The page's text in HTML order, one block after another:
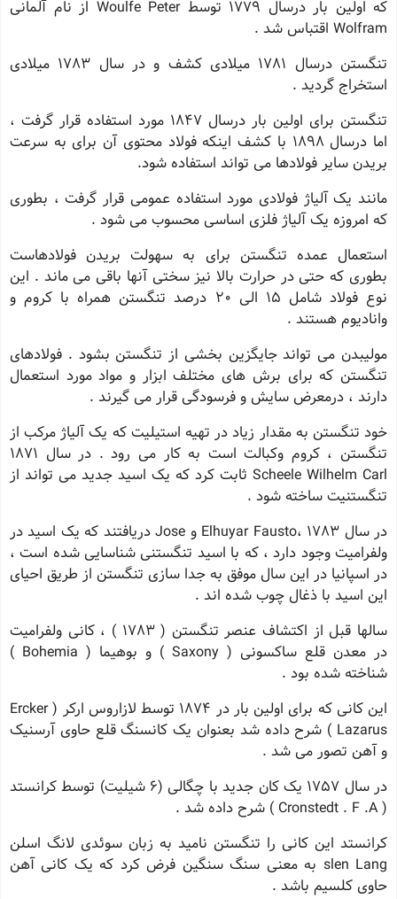
که اولین بار درسال 1779 توسط Woulfe Peter از نام آلمانی
Wolfram اقتباس شد .
تنگستن درسال 1781 میلادی کشف و در سال 1783 میلادی
استخراج گردید .
تنگستن برای اولین بار درسال 1847 مورد استفاده قرار گرفت ،
اما درسال 1898 با کشف اینکه فولاد محتوی آن برای به سرعت
بریدن سایر فولادها می تواند استفاده شود.
مانند یک آلیاژ فولادی مورد استفاده عمومی قرار گرفت ، بطوری
که امروزه یک آلیاژ فلزی اساسی محسوب می شود .
استعمال عمده تنگستن برای به سهولت بریدن فولادهاست
بطوری که حتی در حرارت بالا نیز سختی آنها باقی می ماند . این
نوع فولاد شامل 15 الی 20 درصد تنگستن همراه با کروم و
وانادیوم هستند .
مولیبدن می تواند جایگزین بخشی از تنگستن بشود . فولادهای
تنگستن که برای برش های مختلف ابزار و مواد مورد استعمال
دارند ، درمعرض سایش و فرسودگی قرار می گیرند .
خود تنگستن به مقدار زیاد در تهیه استیلیت که یک آلیاژ مرکب از
تنگستن ، کروم وکبالت است به کار می رود . در سال 1871
Scheele Wilhelm Carl ثابت کرد که یک اسید جدید می تواند از
تنگستنیت ساخته شود .
در سال 1783 ،Elhuyar Fausto و Jose دریافتند که یک اسید در
ولفرامیت وجود دارد ، که با اسید تنگستنی شناسایی شده است ،
در اسپانیا در این سال موفق به جدا سازی تنگستن از طریق احیای
این اسید با ذغال چوب شده اند .
سالها قبل از اکتشاف عنصر تنگستن ( 1783 ) ، کانی ولفرامیت
در معدن قلع ساکسونی ( Saxony ) و بوهیما ( Bohemia )
شناخته شده بود .
این کانی که برای اولین بار در 1874 توسط لازاروس ارکر ( Ercker
Lazarus ) شرح داده شد بعنوان یک کانسنگ قلع حاوی آرسنیک
و آهن تصور می شد .
در سال 1757 یک کان جدید با چگالی (6 شیلیت) توسط کرانستد
( Cronstedt . F .A ) شرح داده شد .
کرانستد این کانی را تنگستن نامید به زبان سوئدی لانگ اسلن
slen Lang به معنی سنگ سنگین فرض کرد که یک کانی آهن
حاوی کلسیم باشد .